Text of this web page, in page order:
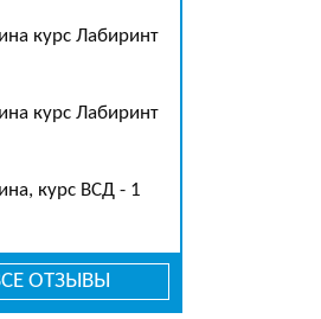
курс Лабиринт
курс Лабиринт
курс ВСД - 1
ОТЗЫВЫ